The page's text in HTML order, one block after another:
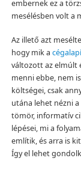
embernek ez a
mesélésben volt a
Az illető azt
hogy mik a
változott az elmúlt
menni ebbe, nem
költségei, csak
utána lehet nézni
tömör, informatív
lépései, mi a
említik, és arra is
Így el lehet